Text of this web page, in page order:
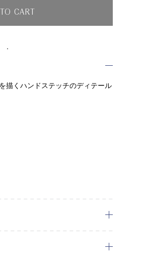
CART
描くハンドステッチのディテール